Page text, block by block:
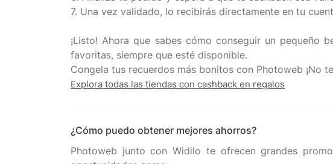
7. Una vez validado, lo recibirás directamente en tu
¡Listo! Ahora que sabes cómo conseguir un
favoritas, siempre que esté disponible.
Explora todas las tiendas con cashback en regalos
¿Cómo puedo obtener mejores ahorros?
Photoweb junto con Widilo te ofrecen grandes